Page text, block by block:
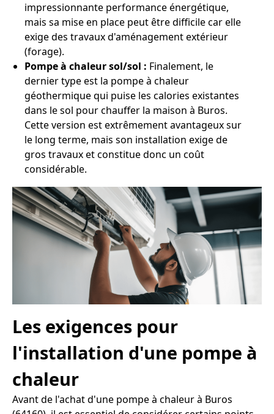
impressionnante performance énergétique,
mais sa mise en place peut être difficile car elle
exige des travaux d'aménagement extérieur
(forage).
Pompe à chaleur sol/sol : Finalement, le
dernier type est la pompe à chaleur
géothermique qui puise les calories existantes
dans le sol pour chauffer la maison à Buros.
Cette version est extrêmement avantageux sur
le long terme, mais son installation exige de
gros travaux et constitue donc un coût
considérable.
Les exigences pour
l'installation d'une pompe à
chaleur
Avant de l'achat d'une pompe à chaleur à Buros